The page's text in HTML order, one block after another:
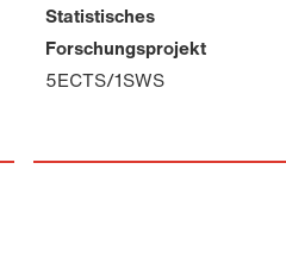
Statistisches
Forschungsprojekt
5ECTS/1SWS